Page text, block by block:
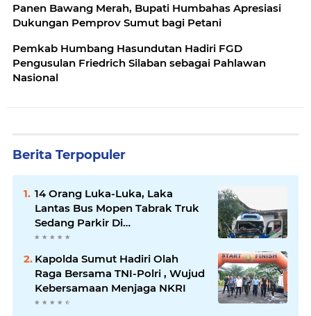
Panen Bawang Merah, Bupati Humbahas Apresiasi
Dukungan Pemprov Sumut bagi Petani
Pemkab Humbang Hasundutan Hadiri FGD
Pengusulan Friedrich Silaban sebagai Pahlawan
Nasional
Berita Terpopuler
14 Orang Luka-Luka, Laka
Lantas Bus Mopen Tabrak Truk
Sedang Parkir Di
Siborongborong
Kapolda Sumut Hadiri Olah
Raga Bersama TNI-Polri , Wujud
Kebersamaan Menjaga NKRI